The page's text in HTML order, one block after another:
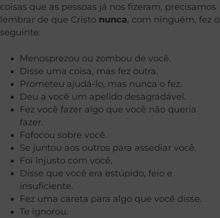
coisas que as pessoas já nos fizeram, precisamos
lembrar de que Cristo nunca, com ninguém, fez o
seguinte:
Menosprezou ou zombou de você.
Disse uma coisa, mas fez outra.
Prometeu ajudá-lo, mas nunca o fez.
Deu a você um apelido desagradável.
Fez você fazer algo que você não queria
fazer.
Fofocou sobre você.
Se juntou aos outros para assediar você.
Foi injusto com você.
Disse que você era estúpido, feio e
insuficiente.
Fez uma careta para algo que você disse.
Te ignorou.